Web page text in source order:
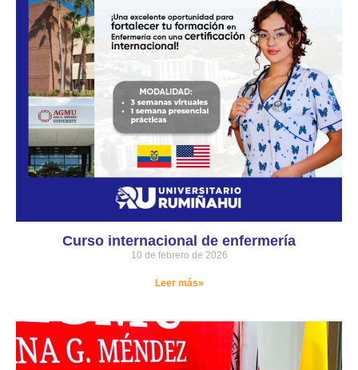
Curso internacional de enfermería
10 de febrero de 2026
Leer más»